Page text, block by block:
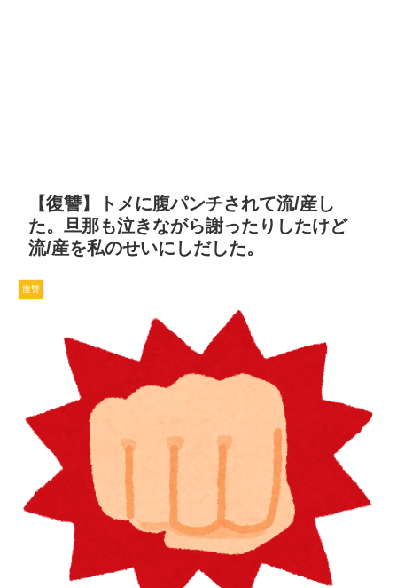
【復讐】トメに腹パンチされて流/産し
た。旦那も泣きながら謝ったりしたけど
流/産を私のせいにしだした。
復讐